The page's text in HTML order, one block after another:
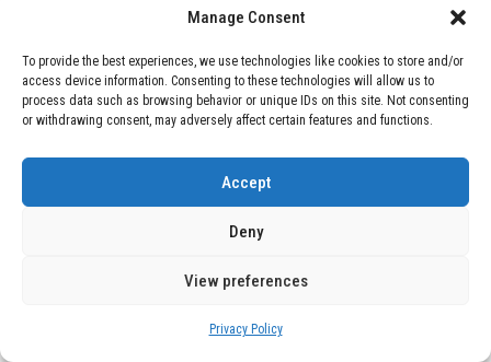
Manage Consent
To provide the best experiences, we use technologies like cookies to store and/or
access device information. Consenting to these technologies will allow us to
process data such as browsing behavior or unique IDs on this site. Not consenting
or withdrawing consent, may adversely affect certain features and functions.
Accept
Deny
View preferences
Privacy Policy
02 TECNOLOGÍA February 9, 2026
Motor de 800 W, rango de 45 km y
ruedas todo terreno: este scooter cuesta
solo 300 euros y representa una
adquisición impresionante
December 24, 2025
Geolocalizadas, Obligatorias a Partir de